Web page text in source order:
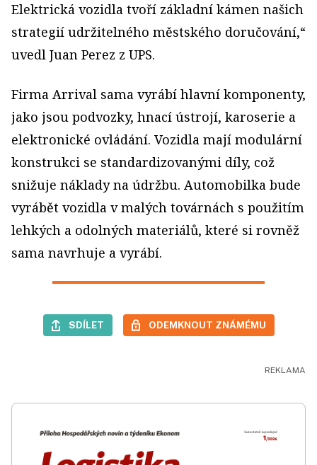
Elektrická vozidla tvoří základní kámen našich
strategií udržitelného městského doručování,“
uvedl Juan Perez z UPS.
Firma Arrival sama vyrábí hlavní komponenty,
jako jsou podvozky, hnací ústrojí, karoserie a
elektronické ovládání. Vozidla mají modulární
konstrukci se standardizovanými díly, což
snižuje náklady na údržbu. Automobilka bude
vyrábět vozidla v malých továrnách s použitím
lehkých a odolných materiálů, které si rovněž
sama navrhuje a vyrábí.
SDÍLET ODEMKNOUT ZNÁMÉMU